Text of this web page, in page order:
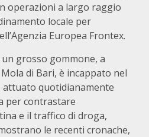
operazioni a largo raggio
locale per
Europea Frontex.
grosso gommone, a
di Bari, è incappato nel
attuato quotidianamente
per contrastare
e il traffico di droga,
le recenti cronache,